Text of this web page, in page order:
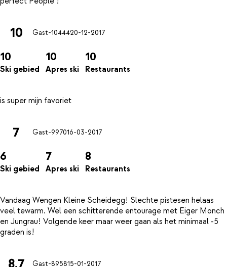
10 Gast-1044420-12-2017
10
Ski gebied
10
Apres ski
10
Restaurants
7 Gast-997016-03-2017
6
Ski gebied
7
Apres ski
8
Restaurants
Vandaag Wengen Kleine Scheidegg! Slechte pistesen helaas
veel tewarm. Wel een schitterende entourage met Eiger Monch
en Jungrau! Volgende keer maar weer gaan als het minimaal -5
Gast-895815-01-2017